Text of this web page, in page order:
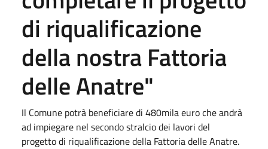
di riqualificazione
della nostra Fattoria
delle Anatre"
Il Comune potrà beneficiare di 480mila euro che andrà
ad impiegare nel secondo stralcio dei lavori del
progetto di riqualificazione della Fattoria delle Anatre.